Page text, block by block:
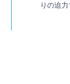
りの迫力